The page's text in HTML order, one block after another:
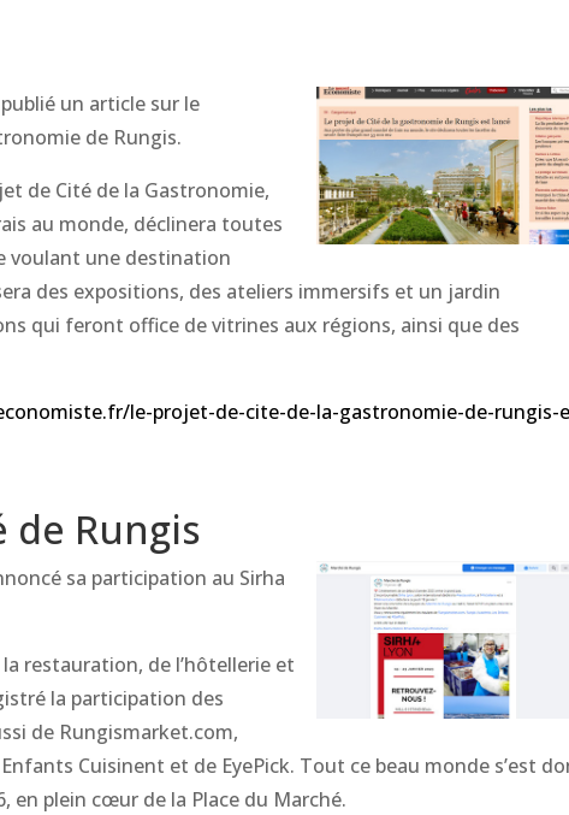
un article sur le
de Rungis.
de Cité de la Gastronomie,
au monde, déclinera toutes
voulant une destination
des expositions, des ateliers immersifs et un jardin
qui feront office de vitrines aux régions, ainsi que des
le-projet-de-cite-de-la-gastronomie-de-rungis-
de Rungis
sa participation au Sirha
restauration, de l’hôtellerie et
la participation des
de Rungismarket.com,
Cuisinent et de EyePick. Tout ce beau monde s’est
en plein cœur de la Place du Marché.